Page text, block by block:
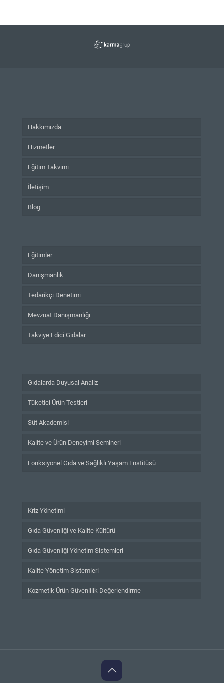
Hakkımızda
Hizmetler
Eğitim Takvimi
İletişim
Blog
Eğitimler
Danışmanlık
Tedarikçi Denetimi
Mevzuat Danışmanlığı
Takviye Edici Gıdalar
Gıdalarda Duyusal Analiz
Tüketici Ürün Testleri
Süt Akademisi
Kalite ve Ürün Deneyimi Semineri
Fonksiyonel Gıda ve Sağlıklı Yaşam Enstitüsü
Kriz Yönetimi
Gıda Güvenliği ve Kalite Kültürü
Gıda Güvenliği Yönetim Sistemleri
Kalite Yönetim Sistemleri
Kozmetik Ürün Güvenlilik Değerlendirme